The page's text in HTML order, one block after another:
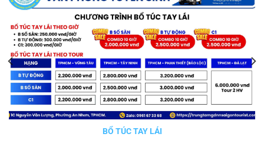
BỔ TÚC TAY LÁI